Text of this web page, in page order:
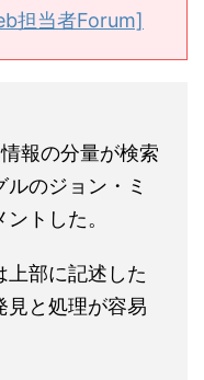
担当者Forum]
報の分量が検索
のジョン・ミ
トした。
上部に記述した
見と処理が容易